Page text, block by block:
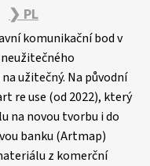
❯ PL
komunikační bod v
užitečný. Na původní
re use (od 2022), který
na novou tvorbu i do
banku (Artmap)
z komerční